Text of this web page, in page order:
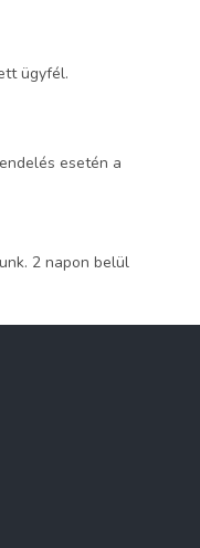
ügyfél.
esetén a
2 napon belül